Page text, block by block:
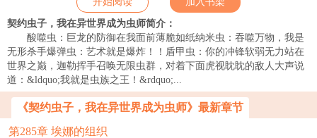
契约虫子，我在异世界成为虫师简介：
酸噬虫：巨龙的防御在我面前薄脆如纸纳米虫：吞噬万物，我是
无形杀手爆弹虫：艺术就是爆炸！！盾甲虫：你的冲锋软弱无力站在
世界之巅，迦勒挥手召唤无限虫群，对着下面虎视眈眈的敌人大声说
道：&ldquo;我就是虫族之王！&rdquo;...
《契约虫子，我在异世界成为虫师》最新章节
第285章 埃娜的组织